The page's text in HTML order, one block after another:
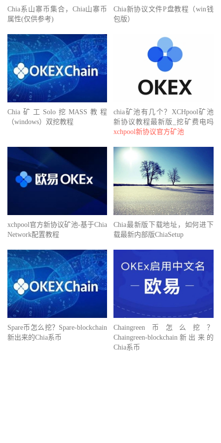
Chia系山寨币集合，Chia山寨币
属性(仅供参考)
Chia新协议文件P盘教程（win钱
包版）
Chia矿工Solo挖MASS教程
（windows）双挖教程
chia矿池有几个？XCHpool矿池
新协议教程最新版_挖矿费电吗
xchpool新协议官方矿池
xchpool官方新协议矿池-基于Chia
Network配置教程
Chia最新版下载地址，如何进下
载最新内部版ChiaSetup
Spare币怎么挖？Spare-blockchain
新出来的Chia系币
Chaingreen币怎么挖？
Chaingreen-blockchain新出来的
Chia系币